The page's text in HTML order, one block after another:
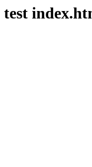
test